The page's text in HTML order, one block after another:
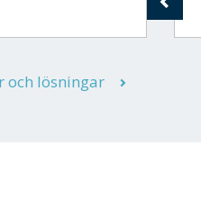
och lösningar